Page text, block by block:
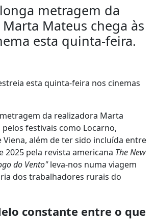
metragem da
Mateus chega às
esta quinta-feira.
esta quinta-feira nos cinemas
da realizadora Marta
festivais como Locarno,
Viena, além de ter sido incluída entre
2025 pela revista americana The New
do Vento"leva-nos numa viagem
dos trabalhadores rurais do
constante entre o que